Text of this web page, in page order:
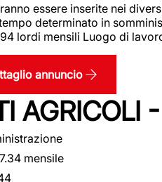
essere inserite nei
determinato in
lordi mensili Luogo di
annuncio
AGRICOLI
mensile